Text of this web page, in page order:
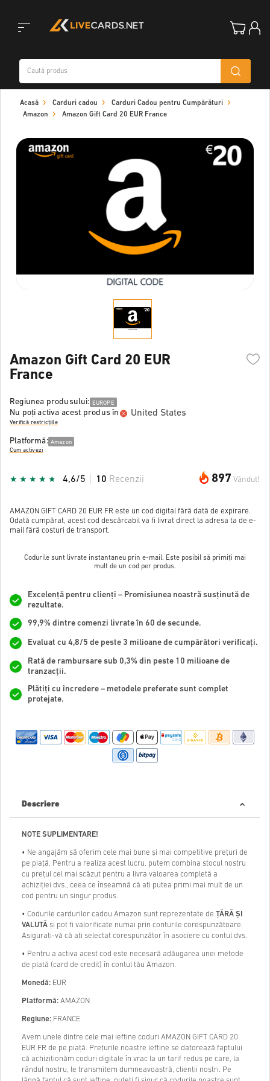
navigation
Acasă Carduri cadou
Carduri Cadou pentru Cumpărături
Amazon
Amazon Gift Card 20 EUR France
Amazon Gift Card 20 EUR
France
Regiunea produsului: EUROPE
Nu poți activa acest produs în United States
Verifică restricțiile
Platformă: Amazon
Cum activezi
897 Vândut!
4,6/5 10 Recenzii
AMAZON GIFT CARD 20 EUR FR este un cod digital fără dată de expirare.
Odată cumpărat, acest cod descărcabil va fi livrat direct la adresa ta de e-
mail fără costuri de transport.
Codurile sunt livrate instantaneu prin e-mail. Este posibil să primiți mai
mult de un cod per produs.
Excelență pentru clienți – Promisiunea noastră susținută de
rezultate.
99,9% dintre comenzi livrate în 60 de secunde.
Evaluat cu 4,8/5 de peste 3 milioane de cumpărători verificați.
Rată de rambursare sub 0,3% din peste 10 milioane de
tranzacții.
Plătiți cu încredere – metodele preferate sunt complet
protejate.
Descriere
NOTE SUPLIMENTARE!
• Ne angajăm să oferim cele mai bune și mai competitive prețuri de
pe piață. Pentru a realiza acest lucru, putem combina stocul nostru
cu prețul cel mai scăzut pentru a livra valoarea completă a
achiziției dvs., ceea ce înseamnă că ați putea primi mai mult de un
cod pentru un singur produs.
• Codurile cardurilor cadou Amazon sunt reprezentate de ȚĂRĂ ȘI
VALUTĂ și pot fi valorificate numai prin conturile corespunzătoare.
Asigurați-vă că ați selectat corespunzător în asociere cu contul dvs.
• Pentru a activa acest cod este necesară adăugarea unei metode
de plată (card de credit) în contul tău Amazon.
Monedă: EUR
Platformă: AMAZON
Regiune: FRANCE
Avem unele dintre cele mai ieftine coduri AMAZON GIFT CARD 20
EUR FR de pe piață. Prețurile noastre ieftine se datorează faptului
că achiziționăm coduri digitale în vrac la un tarif redus pe care, la
rândul nostru, le transmitem dumneavoastră, clienții noștri. Pe